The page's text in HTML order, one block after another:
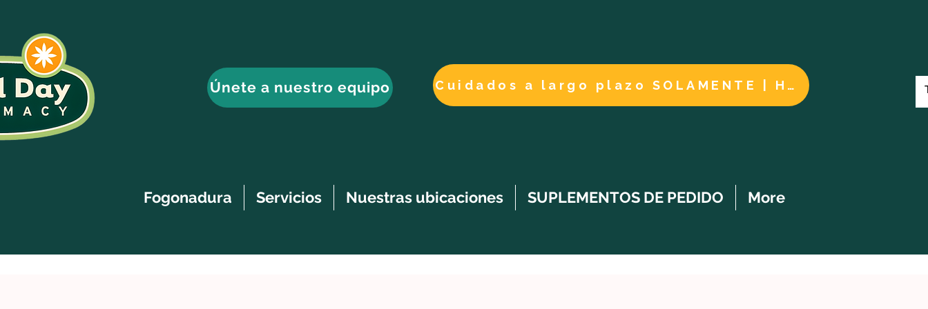
Únete a nuestro equipo Cuidados a largo plazo SOLAMENTE | HACER UN PAGO
Fogonadura Servicios Nuestras ubicaciones SUPLEMENTOS DE PEDIDO More